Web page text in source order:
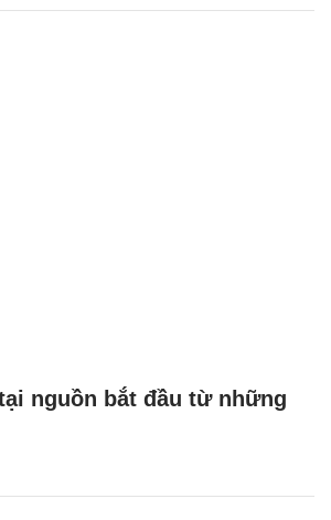
nguồn bắt đầu từ những